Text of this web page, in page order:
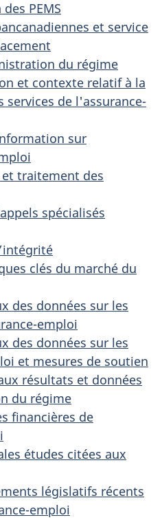
PEMS
et service
du régime
et contexte relatif à la
services de l'assurance-
sur
traitement des
spécialisés
clés du marché du
des données sur les
emploi
des données sur les
et mesures de soutien
résultats et données
du régime
financières de
études citées aux
législatifs récents
emploi